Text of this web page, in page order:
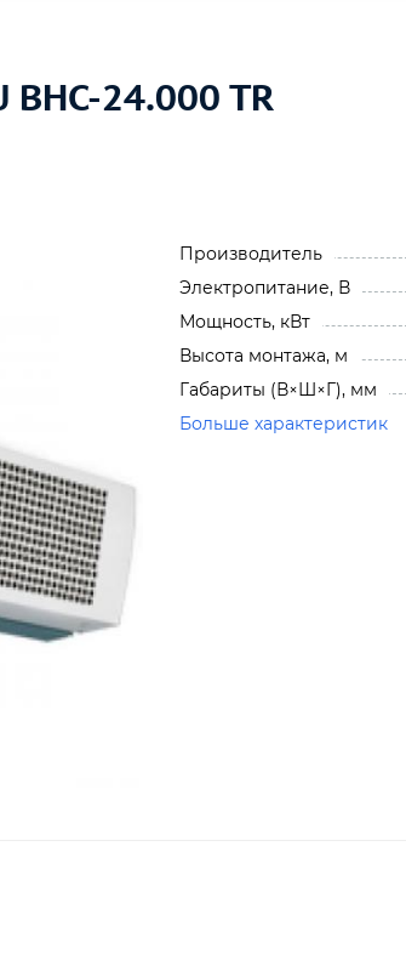
BHC-24.000 TR
Производитель
Электропитание, В
Мощность, кВт
Высота монтажа, м
Габариты (В×Ш×Г), мм
Больше характеристик